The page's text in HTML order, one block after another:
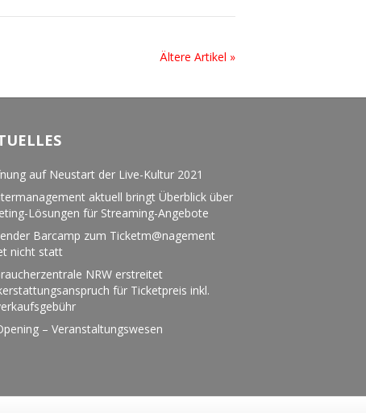
Ältere Artikel »
auf Neustart der Live-Kultur 2021
aktuell bringt Überblick über
Lösungen für Streaming-Angebote
Barcamp zum Ticketm@nagement
nicht statt
NRW erstreitet
für Ticketpreis inkl.
– Veranstaltungswesen